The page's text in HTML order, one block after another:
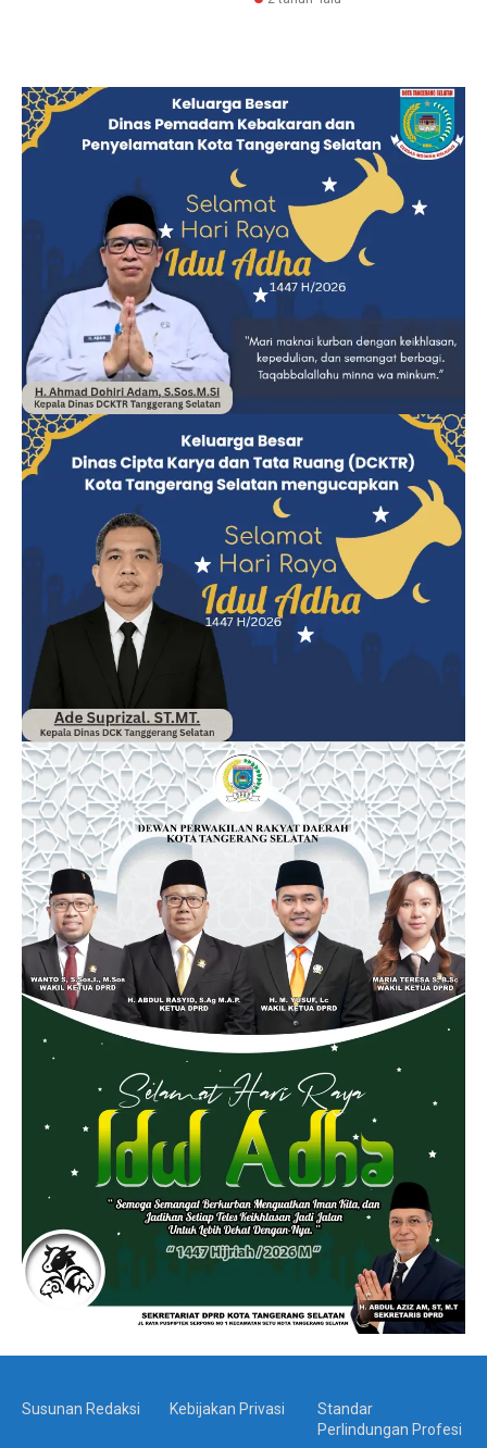
Susunan Redaksi Kebijakan Privasi
Standar
Perlindungan Profesi